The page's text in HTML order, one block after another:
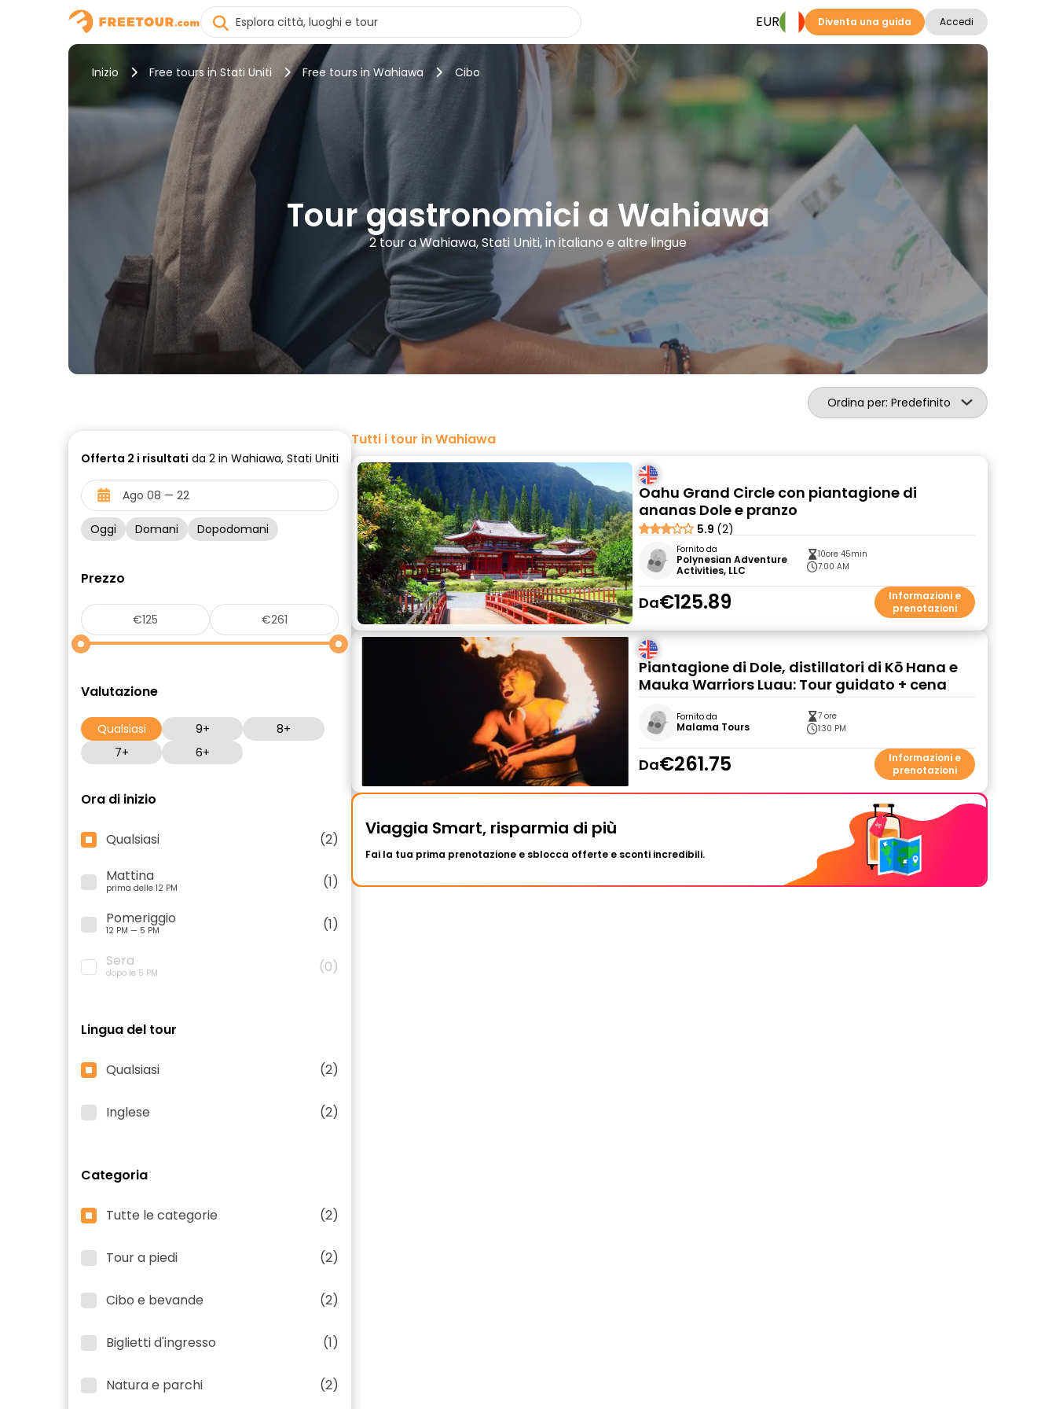
EUR Diventa una guida Accedi
Inizio Free tours in Stati Uniti Free tours in Wahiawa Cibo
Tour gastronomici a Wahiawa
2 tour a Wahiawa, Stati Uniti, in italiano e altre lingue
Ordina per: Predefinito
Offerta 2 i risultati da 2 in Wahiawa, Stati Uniti
Oggi Domani Dopodomani
Prezzo
Valutazione
Qualsiasi 9+
8+
7+
6+
Ora di inizio
Qualsiasi
(2)
Mattina
prima delle 12 PM
(1)
Pomeriggio
12 PM — 5 PM
(1)
Sera
dopo le 5 PM (0)
Lingua del tour
Qualsiasi (2)
Inglese (2)
Categoria
Tutte le categorie (2)
Tour a piedi (2)
Cibo e bevande (2)
Biglietti d'ingresso (1)
Natura e parchi (2)
Tutti i tour in Wahiawa
Oahu Grand Circle con piantagione di
ananas Dole e pranzo
5.9 (2)
Fornito da
Polynesian Adventure
Activities, LLC
10ore 45min
7:00 AM
Da€125.89
Informazioni e
prenotazioni
Piantagione di Dole, distillatori di Kō Hana e
Mauka Warriors Luau: Tour guidato + cena
Fornito da
Malama Tours
7 ore
1:30 PM
Da€261.75
Informazioni e
prenotazioni
Viaggia Smart, risparmia di più
Fai la tua prima prenotazione e sblocca offerte e sconti incredibili.